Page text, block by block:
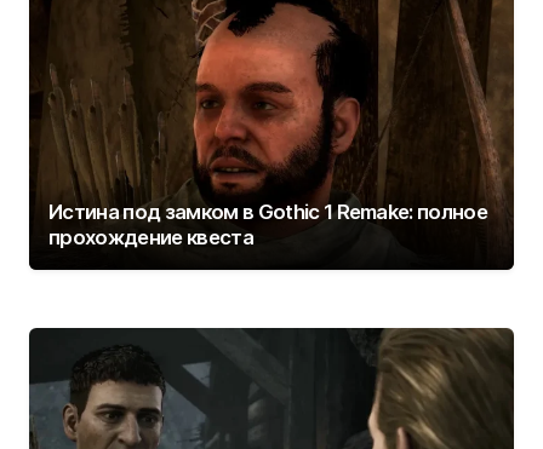
Истина под замком в Gothic 1 Remake: полное
прохождение квеста